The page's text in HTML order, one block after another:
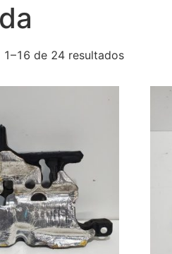
1–16 de 24 resultados